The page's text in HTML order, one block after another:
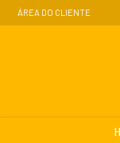
ÁREA DO CLIENTE